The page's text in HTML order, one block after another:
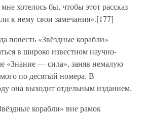
хотелось бы, чтобы этот рассказ
к нему свои замечания».[177]
повесть «Звёздные корабли»
в широко известном научно-
«Знание — сила», заняв немалую
по десятый номера. В
она выходит отдельным изданием.
корабли» вне рамок